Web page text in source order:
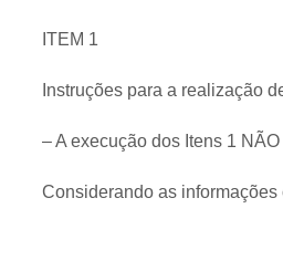
ITEM 1
Instruções para a realização
– A execução dos Itens 1
Considerando as